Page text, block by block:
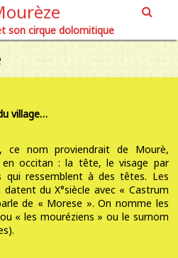
son cirque dolomitique
village…
ce nom proviendrait de Mourè,
occitan : la tête, le visage par
qui ressemblent à des têtes. Les
du X°siècle avec « Castrum
de « Morese ». On nomme les
« les mouréziens » ou le surnom